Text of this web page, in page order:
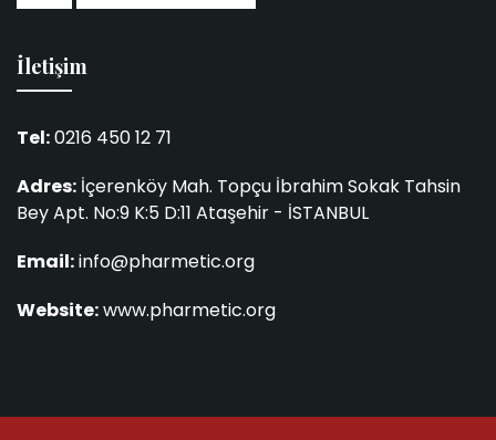
İletişim
Tel:0216 450 12 71
Adres: İçerenköy Mah. Topçu İbrahim Sokak Tahsin
Bey Apt. No:9 K:5 D:11 Ataşehir - İSTANBUL
Email:info@pharmetic.org
Website:www.pharmetic.org